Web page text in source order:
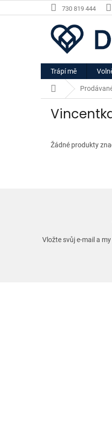
na
730 819 444
Trápí mě
Domů
Žádné produkty
Vložte svůj e-mail a